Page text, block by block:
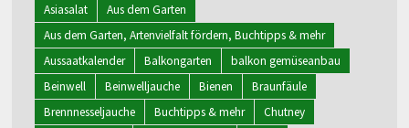
Asiasalat
Aus dem Garten
Aus dem Garten, Artenvielfalt fördern, Buchtipps & mehr
Aussaatkalender
Balkongarten
balkon gemüseanbau
Beinwell
Beinwelljauche Bienen
Braunfäule
Brennnesseljauche
Buchtipps & mehr
Chutney